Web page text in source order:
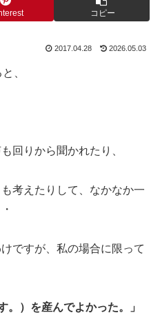
コピー
2017.04.28 2026.05.03
、
回りから聞かれたり、
考えたりして、なかなか一
ですが、私の場合に限って
。）を産んでよかった。」